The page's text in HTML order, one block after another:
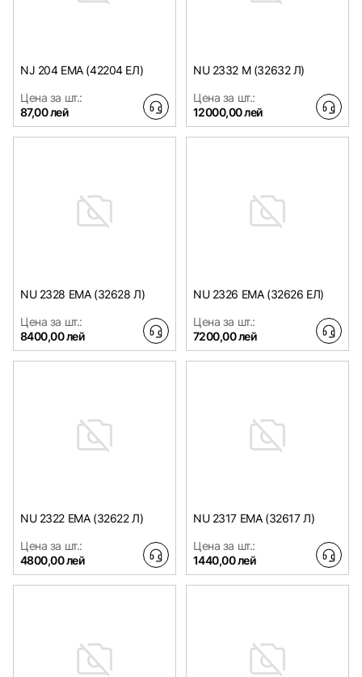
NJ 204 EMA (42204 ЕЛ)
Цена за шт.:
87,00 лей
NU 2332 M (32632 Л)
Цена за шт.:
12000,00 лей
NU 2328 EMA (32628 Л)
Цена за шт.:
8400,00 лей
NU 2326 EMA (32626 EЛ)
Цена за шт.:
7200,00 лей
NU 2322 EMA (32622 Л)
Цена за шт.:
4800,00 лей
NU 2317 EMA (32617 Л)
Цена за шт.:
1440,00 лей